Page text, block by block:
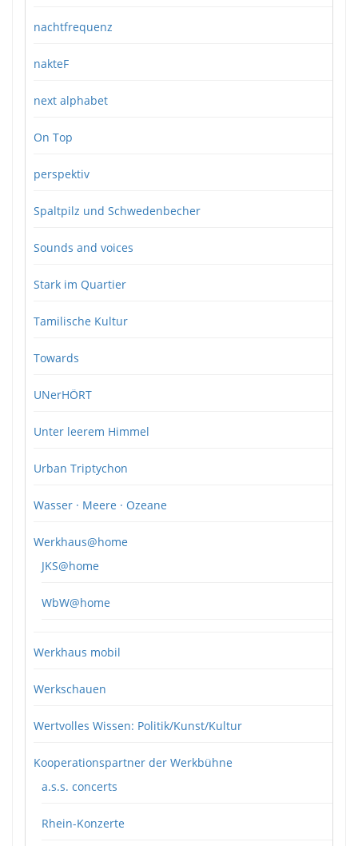
nachtfrequenz
nakteF
next alphabet
On Top
perspektiv
Spaltpilz und Schwedenbecher
Sounds and voices
Stark im Quartier
Tamilische Kultur
Towards
UNerHÖRT
Unter leerem Himmel
Urban Triptychon
Wasser · Meere · Ozeane
Werkhaus@home
JKS@home
WbW@home
Werkhaus mobil
Werkschauen
Wertvolles Wissen: Politik/Kunst/Kultur
Kooperationspartner der Werkbühne
a.s.s. concerts
Rhein-Konzerte